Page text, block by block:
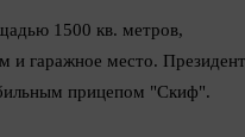
1500 кв. метров,
и гаражное место. Президент
прицепом "Скиф".